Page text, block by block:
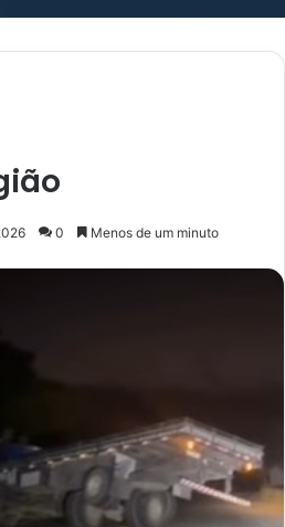
0 Menos de um minuto